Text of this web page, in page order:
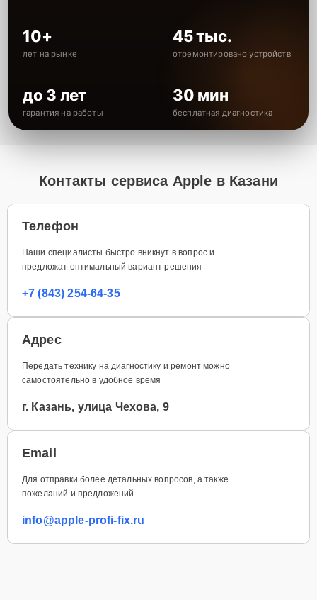
10+
лет на рынке
45 тыс.
отремонтировано устройств
до 3 лет
гарантия на работы
30 мин
бесплатная диагностика
Контакты сервиса Apple в Казани
Телефон
Наши специалисты быстро вникнут в вопрос и
предложат оптимальный вариант решения
+7 (843) 254-64-35
Адрес
Передать технику на диагностику и ремонт можно
самостоятельно в удобное время
г. Казань, улица Чехова, 9
Email
Для отправки более детальных вопросов, а также
пожеланий и предложений
info@apple-profi-fix.ru